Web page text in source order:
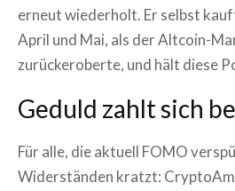
erneut wiederholt. Er selbst
April und Mai, als der Altcoin-
zurückeroberte, und hält diese
Geduld zahlt sich
Für alle, die aktuell FOMO
Widerständen kratzt: